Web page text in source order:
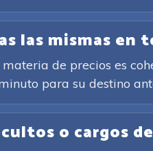
las mismas en
de precios es
para su destino
o cargos